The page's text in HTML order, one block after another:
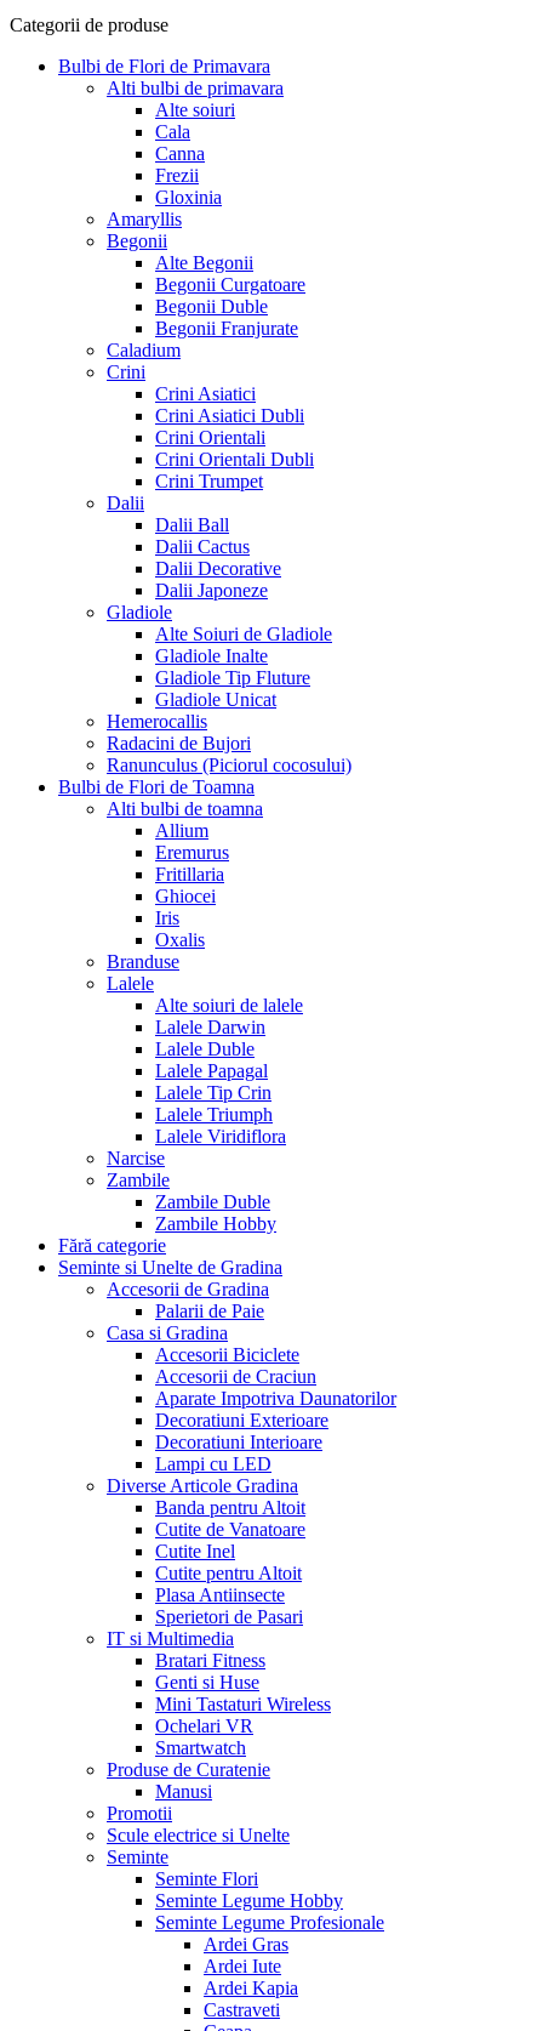
Categorii de produse
Bulbi de Flori de Primavara
Alti bulbi de primavara
Alte soiuri
Cala
Canna
Frezii
Gloxinia
Amaryllis
Begonii
Alte Begonii
Begonii Curgatoare
Begonii Duble
Begonii Franjurate
Caladium
Crini
Crini Asiatici
Crini Asiatici Dubli
Crini Orientali
Crini Orientali Dubli
Crini Trumpet
Dalii
Dalii Ball
Dalii Cactus
Dalii Decorative
Dalii Japoneze
Gladiole
Alte Soiuri de Gladiole
Gladiole Inalte
Gladiole Tip Fluture
Gladiole Unicat
Hemerocallis
Radacini de Bujori
Ranunculus (Piciorul cocosului)
Bulbi de Flori de Toamna
Alti bulbi de toamna
Allium
Eremurus
Fritillaria
Ghiocei
Iris
Oxalis
Branduse
Lalele
Alte soiuri de lalele
Lalele Darwin
Lalele Duble
Lalele Papagal
Lalele Tip Crin
Lalele Triumph
Lalele Viridiflora
Narcise
Zambile
Zambile Duble
Zambile Hobby
Fără categorie
Seminte si Unelte de Gradina
Accesorii de Gradina
Palarii de Paie
Casa si Gradina
Accesorii Biciclete
Accesorii de Craciun
Aparate Impotriva Daunatorilor
Decoratiuni Exterioare
Decoratiuni Interioare
Lampi cu LED
Diverse Articole Gradina
Banda pentru Altoit
Cutite de Vanatoare
Cutite Inel
Cutite pentru Altoit
Plasa Antiinsecte
Sperietori de Pasari
IT si Multimedia
Bratari Fitness
Genti si Huse
Mini Tastaturi Wireless
Ochelari VR
Smartwatch
Produse de Curatenie
Manusi
Promotii
Scule electrice si Unelte
Seminte
Seminte Flori
Seminte Legume Hobby
Seminte Legume Profesionale
Ardei Gras
Ardei Iute
Ardei Kapia
Castraveti